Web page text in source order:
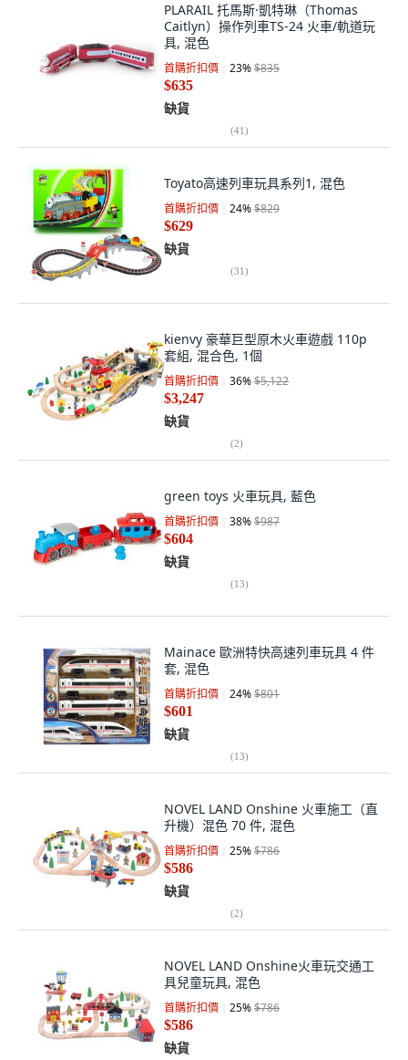
PLARAIL 托馬斯·凱特琳（Thomas
Caitlyn）操作列車TS-24 火車/軌道玩
具, 混色
首購折扣價 23%$835
$635
缺貨
(41)
Toyato高速列車玩具系列1, 混色
首購折扣價 24%$829
$629
缺貨
(31)
kienvy 豪華巨型原木火車遊戲 110p
套組, 混合色, 1個
首購折扣價 36%$5,122
$3,247
缺貨
(2)
green toys 火車玩具, 藍色
首購折扣價 38%$987
$604
缺貨
(13)
Mainace 歐洲特快高速列車玩具 4 件
套, 混色
首購折扣價 24%$801
$601
缺貨
(13)
NOVEL LAND Onshine 火車施工（直
升機）混色 70 件, 混色
首購折扣價 25%$786
$586
缺貨
(2)
NOVEL LAND Onshine火車玩交通工
具兒童玩具, 混色
首購折扣價 25%$786
$586
缺貨